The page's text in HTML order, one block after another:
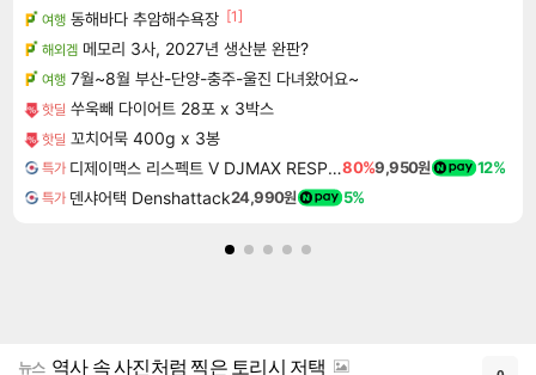
여행 동해바다 추암해수욕장 [1]
해외겜 메모리 3사, 2027년 생산분 완판?
여행 7월~8월 부산-단양-충주-울진 다녀왔어요~
핫딜 쑤욱빼 다이어트 28포 x 3박스
핫딜 꼬치어묵 400g x 3봉
특가 디제이맥스 리스펙트 V DJMAX RESPECT V80%9,950원 12%
특가 덴샤어택 Denshattack24,990원 5%
뉴스 역사 속 사진처럼 찍은 토리시 저택